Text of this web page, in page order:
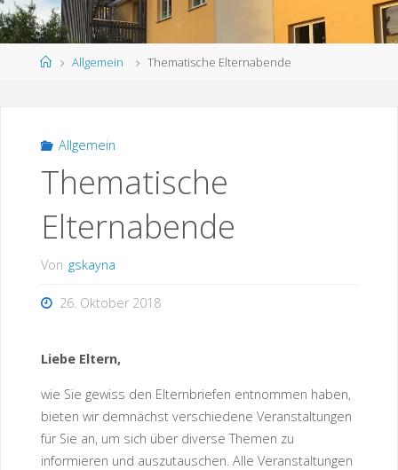
StartAllgemein Thematische Elternabende
Allgemein
Thematische
Elternabende
Von gskayna
26. Oktober 2018
Liebe Eltern,
wie Sie gewiss den Elternbriefen entnommen haben,
bieten wir demnächst verschiedene Veranstaltungen
für Sie an, um sich über diverse Themen zu
informieren und auszutauschen. Alle Veranstaltungen